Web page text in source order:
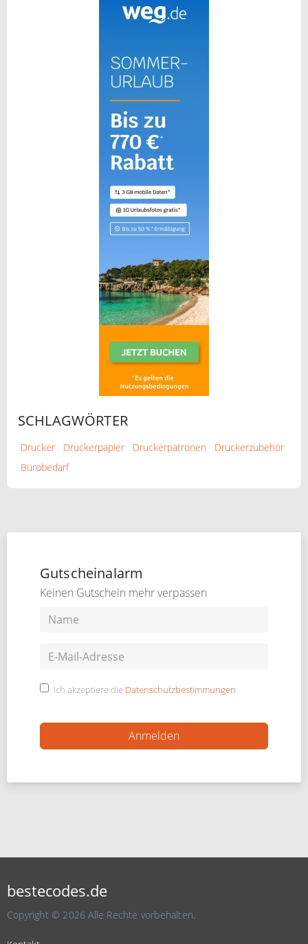
SCHLAGWÖRTER
Drucker Druckerpapier Druckerpatronen
Druckerzubehör
Bürobedarf
Gutscheinalarm
Keinen Gutschein mehr verpassen
Ich akzeptiere die Datenschutzbestimmungen
bestecodes.de
Copyright © 2026 Alle Rechte vorbehalten.